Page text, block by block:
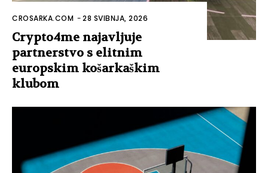
CROSARKA.COM -28 SVIBNJA, 2026
Crypto4me najavljuje
partnerstvo s elitnim
europskim košarkaškim
klubom